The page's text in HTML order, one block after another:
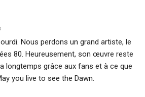
Nous perdons un grand artiste, le
80. Heureusement, son œuvre reste
longtemps grâce aux fans et à ce que
you live to see the Dawn.